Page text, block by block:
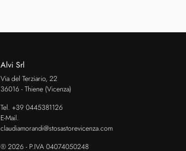
Alvi Srl
Via del Terziario, 22
36016 - Thiene (Vicenza)
Tel. +39 0445381126
E-Mail.
claudiamorandi@stosastorevicenza.com
® 2026 - P.IVA 04074050248